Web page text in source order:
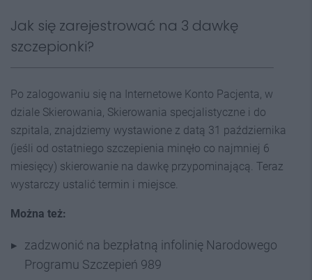
Jak się zarejestrować na 3 dawkę
szczepionki?
Po zalogowaniu się na Internetowe Konto Pacjenta, w
dziale Skierowania, Skierowania specjalistyczne i do
szpitala, znajdziemy wystawione z datą 31 października
(jeśli od ostatniego szczepienia minęło co najmniej 6
miesięcy) skierowanie na dawkę przypominającą. Teraz
wystarczy ustalić termin i miejsce.
Można też:
zadzwonić na bezpłatną infolinię Narodowego
Programu Szczepień 989